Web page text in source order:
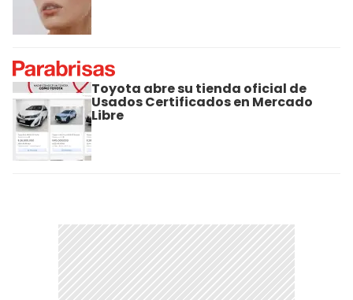
Toyota abre su tienda oficial de
Usados Certificados en Mercado
Libre